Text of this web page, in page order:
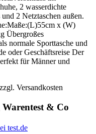
2 wasserdichte
2 Netztaschen außen.
x (W)
Übergroßes
normale Sporttasche und
oder Geschäftsreise Der
für Männer und
Versandkosten
& Co
test.de